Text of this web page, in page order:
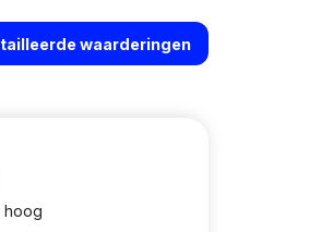
waarderingen
hoog